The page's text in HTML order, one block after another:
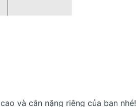
và cân nặng riêng của bạn nhé!